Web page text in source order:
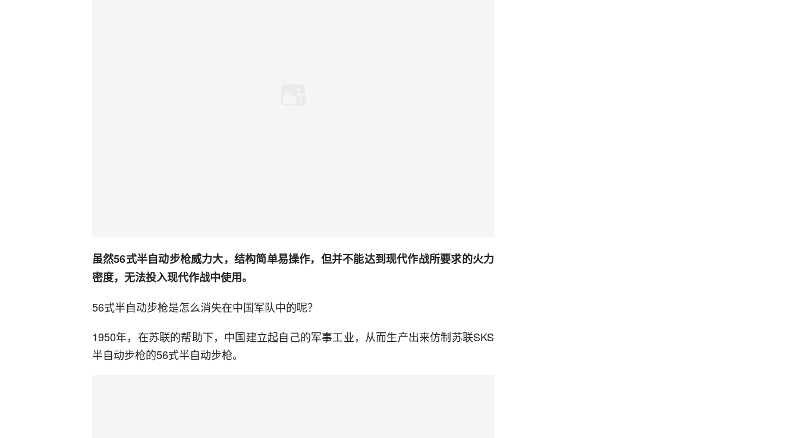
虽然56式半自动步枪威力大，结构简单易操作，但并不能达到现代作战所要求的火力
密度，无法投入现代作战中使用。
56式半自动步枪是怎么消失在中国军队中的呢？
1950年，在苏联的帮助下，中国建立起自己的军事工业，从而生产出来仿制苏联SKS
半自动步枪的56式半自动步枪。